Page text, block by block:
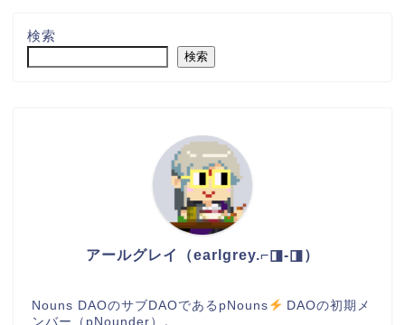
検索
検索
アールグレイ（earlgrey.⌐◨-◨）
Nouns DAOのサブDAOであるpNouns
DAOの初期メ
ンバー（pNounder）。